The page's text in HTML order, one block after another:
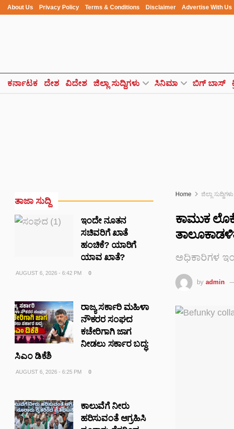
About Us Privacy Policy Terms & Conditions Disclaimer Advertise With Us
ಕರ್ನಾಟಕ ದೇಶ ವಿದೇಶ ಜಿಲ್ಲಾ ಸುದ್ದಿಗಳು ಸಿನಿಮಾ ಬಿಗ್ ಬಾಸ್
Home ಜಿಲ್ಲಾ ಸುದ್ದಿಗಳು
ಕಾಮುಕ
ಅಧಿಕಾರಿಗಳ
by admin
ತಾಜಾ ಸುದ್ದಿ
ಇಂದೇ ನೂತನ
ಸಚಿವರಿಗೆ ಖಾತೆ
ಹಂಚಿಕೆ? ಯಾರಿಗೆ
ಯಾವ ಖಾತೆ?
AUGUST 6, 2026 - 6:42 PM 0
ರಾಜ್ಯ ಸರ್ಕಾರಿ ಮಹಿಳಾ
ನೌಕರರ ಸಂಘದ
ಕಚೇರಿಗಾಗಿ ಜಾಗ
ನೀಡಲು ಸರ್ಕಾರ ಬದ್ಧ:
ಸಿಎಂ ಡಿಕೆಶಿ
AUGUST 6, 2026 - 6:25 PM 0
ಕಾಲುವೆಗೆ ನೀರು
ಹರಿಸುವಂತೆ ಆಗ್ರಹಿಸಿ